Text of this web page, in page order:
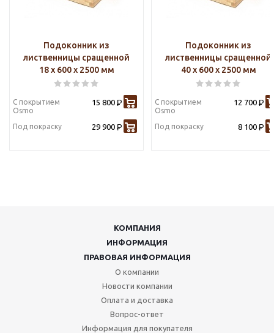
Подоконник из
лиственницы сращенной
18 х 600 х 2500 мм
С покрытием
Osmo
15 800 Р
Под покраску 29 900 Р
Подоконник из
лиственницы сращенной
40 х 600 х 2500 мм
С покрытием
Osmo
12 700 Р
Под покраску 8 100 Р
КОМПАНИЯ
ИНФОРМАЦИЯ
ПРАВОВАЯ ИНФОРМАЦИЯ
О компании
Новости компании
Оплата и доставка
Вопрос-ответ
Информация для покупателя